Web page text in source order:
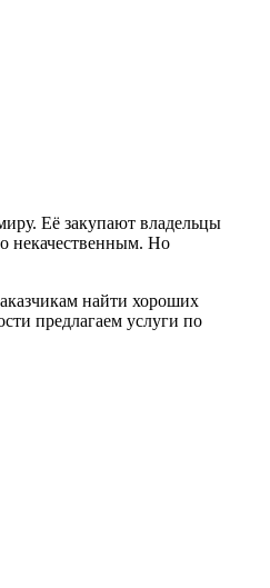
Её закупают владельцы
некачественным. Но
найти хороших
предлагаем услуги по